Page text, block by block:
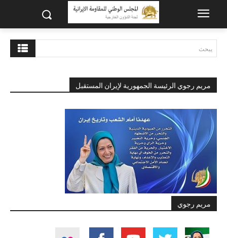
يبحث
مريم رجوي الرئيسة الجمهورية لإيران المستقبل
مريم رجوي